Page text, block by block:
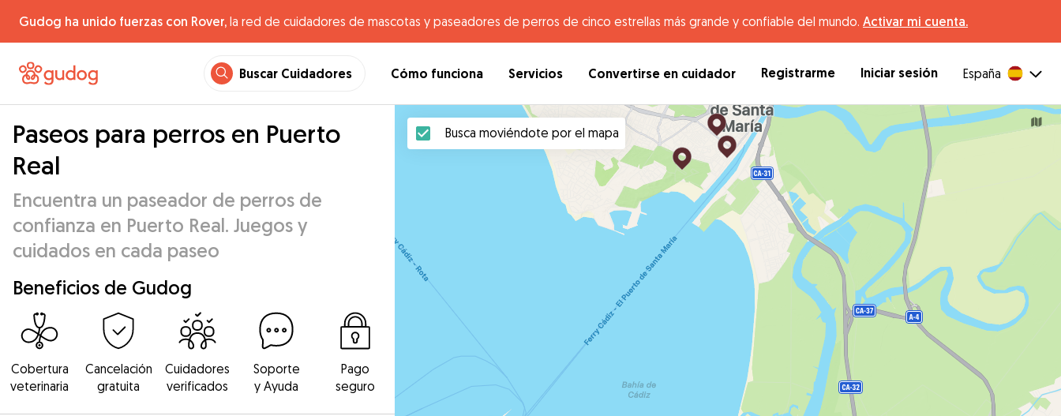
Gudog ha unido fuerzas con Rover, la red de cuidadores de mascotas y paseadores de perros de cinco estrellas más grande y confiable del mundo. Activar mi cuenta.
Buscar Cuidadores Cómo funciona Servicios Convertirse en cuidador Registrarme Iniciar sesión España
Paseos para perros en Puerto
Real
Encuentra un paseador de perros de
confianza en Puerto Real. Juegos y
cuidados en cada paseo
Beneficios de Gudog
Cobertura
veterinaria
Cancelación
gratuita
Cuidadores
verificados
Soporte
y Ayuda
Pago
seguro
Busca moviéndote por el mapa